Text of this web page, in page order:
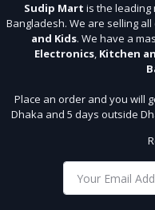
Sudip Mart is the leading
Bangladesh. We are selling
and Kids. We have a
Electronics, Kitchen
Place an order and you will
Dhaka and 5 days outside
Shop from our website and
It’s our responsibility to